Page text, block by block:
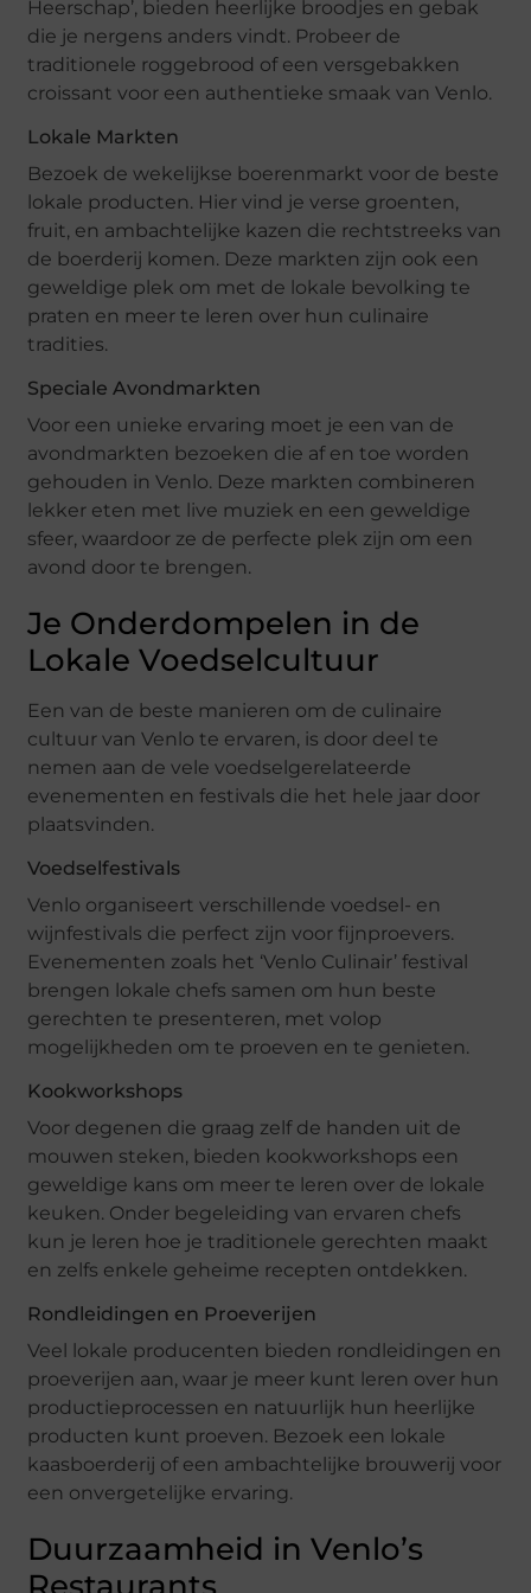
Heerschap’, bieden heerlijke broodjes en gebak
die je nergens anders vindt. Probeer de
traditionele roggebrood of een versgebakken
croissant voor een authentieke smaak van Venlo.
Lokale Markten
Bezoek de wekelijkse boerenmarkt voor de beste
lokale producten. Hier vind je verse groenten,
fruit, en ambachtelijke kazen die rechtstreeks van
de boerderij komen. Deze markten zijn ook een
geweldige plek om met de lokale bevolking te
praten en meer te leren over hun culinaire
tradities.
Speciale Avondmarkten
Voor een unieke ervaring moet je een van de
avondmarkten bezoeken die af en toe worden
gehouden in Venlo. Deze markten combineren
lekker eten met live muziek en een geweldige
sfeer, waardoor ze de perfecte plek zijn om een
avond door te brengen.
Je Onderdompelen in de
Lokale Voedselcultuur
Een van de beste manieren om de culinaire
cultuur van Venlo te ervaren, is door deel te
nemen aan de vele voedselgerelateerde
evenementen en festivals die het hele jaar door
plaatsvinden.
Voedselfestivals
Venlo organiseert verschillende voedsel- en
wijnfestivals die perfect zijn voor fijnproevers.
Evenementen zoals het ‘Venlo Culinair’ festival
brengen lokale chefs samen om hun beste
gerechten te presenteren, met volop
mogelijkheden om te proeven en te genieten.
Kookworkshops
Voor degenen die graag zelf de handen uit de
mouwen steken, bieden kookworkshops een
geweldige kans om meer te leren over de lokale
keuken. Onder begeleiding van ervaren chefs
kun je leren hoe je traditionele gerechten maakt
en zelfs enkele geheime recepten ontdekken.
Rondleidingen en Proeverijen
Veel lokale producenten bieden rondleidingen en
proeverijen aan, waar je meer kunt leren over hun
productieprocessen en natuurlijk hun heerlijke
producten kunt proeven. Bezoek een lokale
kaasboerderij of een ambachtelijke brouwerij voor
een onvergetelijke ervaring.
Duurzaamheid in Venlo’s